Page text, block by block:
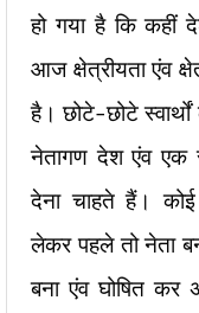
हो गया है कि कहीं
आज क्षेत्रीयता एंव
है। छोटे-छोटे
नेतागण देश एंव एक
देना चाहते हैं।
लेकर पहले तो नेता
बना एंव घोषित